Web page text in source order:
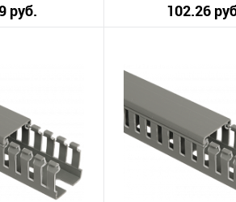
руб.
Под заказ
102.26
Количество:
В корзину
К сравнению